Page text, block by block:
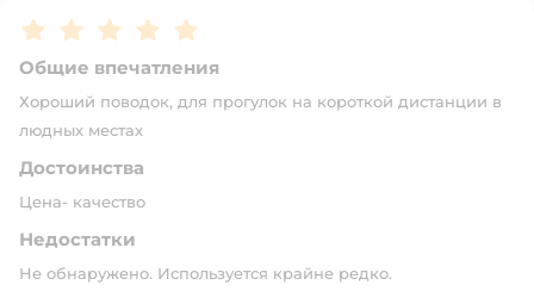
Рейтинг:5
Общие впечатления
Хороший поводок, для прогулок на короткой дистанции в
людных местах
Достоинства
Цена- качество
Недостатки
Не обнаружено. Используется крайне редко.